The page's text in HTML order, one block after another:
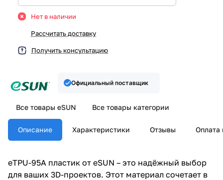
Нет в наличии
Рассчитать доставку
Получить консультацию
Официальный поставщик
Все товары eSUN Все товары категории
Описание Характеристики Отзывы Оплата
eTPU-95A пластик от eSUN – это надёжный выбор
для ваших 3D-проектов. Этот материал сочетает в